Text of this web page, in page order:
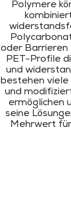
Polymere
oder Barrieren
PET-Profile
und
bestehen viele
und
ermöglichen
seine
Mehrwert